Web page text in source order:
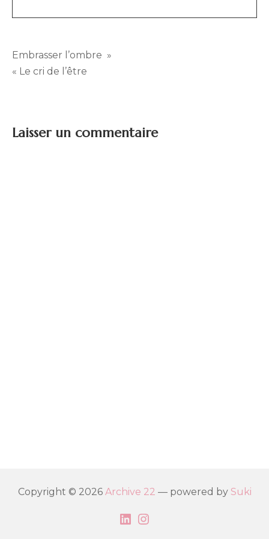
Navigation
de
Embrasser l’ombre »
« Le cri de l’être
Laisser un commentaire
Copyright © 2026 Archive 22 — powered by Suki
LinkedInInstagram